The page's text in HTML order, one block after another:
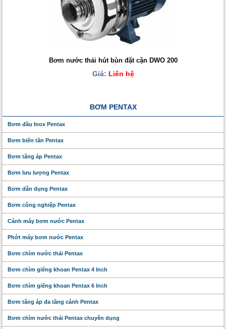
Bơm nước thải hút bùn đặt cặn DWO 200
Giá: Liên hệ
BƠM PENTAX
Bơm đầu Inox Pentax
Bơm biến tần Pentax
Bơm tăng áp Pentax
Bơm lưu lượng Pentax
Bơm dân dụng Pentax
Bơm công nghiệp Pentax
Cánh máy bơm nước Pentax
Phớt máy bơm nước Pentax
Bơm chìm nước thải Pentax
Bơm chìm giếng khoan Pentax 4 Inch
Bơm chìm giếng khoan Pentax 6 Inch
Bơm tăng áp đa tầng cánh Pentax
Bơm chìm nước thải Pentax chuyên dụng